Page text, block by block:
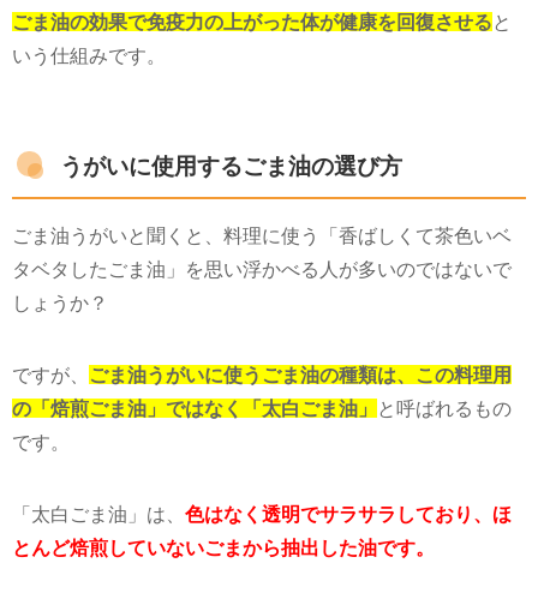
ごま油の効果で免疫力の上がった体が健康を回復させる と
いう仕組みです。
うがいに使用するごま油の選び方
ごま油うがいと聞くと、料理に使う「香ばしくて茶色いベ
タベタしたごま油」を思い浮かべる人が多いのではないで
しょうか？
ですが、
ごま油うがいに使うごま油の種類は、この料理用
の「焙煎ごま油」ではなく「太白ごま油」
と呼ばれるもの
です。
「太白ごま油」は、 色はなく透明でサラサラしており、ほ
とんど焙煎していないごまから抽出した油です。